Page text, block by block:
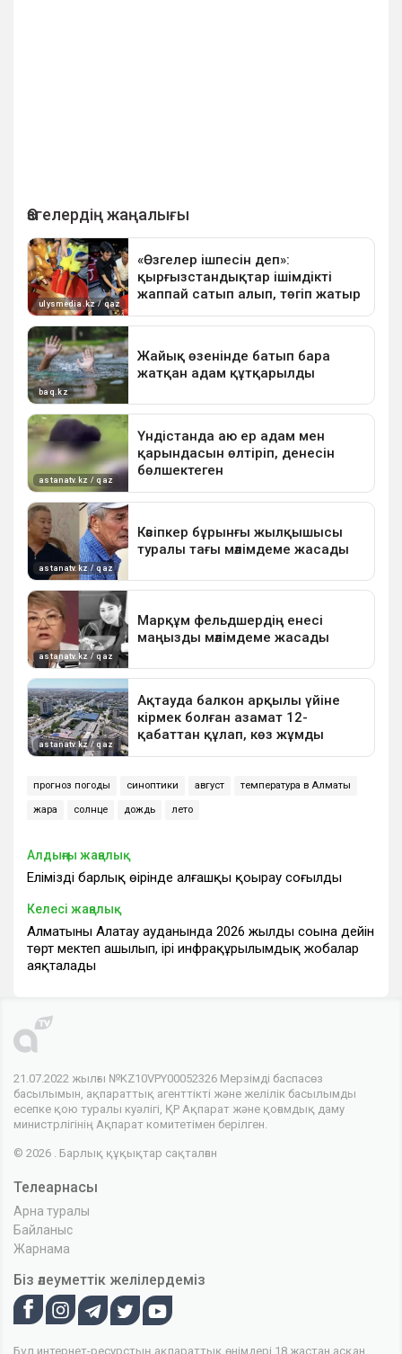
прогноз погоды синоптики август температура в Алматы
жара солнце дождь лето
Алдыңғы жаңалық
Еліміздің барлық өңірінде алғашқы қоңырау соғылды
Келесі жаңалық
Алматының Алатау ауданында 2026 жылдың соңына дейін
төрт мектеп ашылып, ірі инфрақұрылымдық жобалар
аяқталады
21.07.2022 жылғы №KZ10VPY00052326 Мерзімді баспасөз
басылымын, ақпараттық агенттікті және желілік басылымды
есепке қою туралы куәлігі, ҚР Ақпарат және қоғамдық даму
министрлігінің Ақпарат комитетімен берілген.
© 2026 . Барлық құқықтар сақталған
Телеарнасы
Арна туралы
Байланыс
Жарнама
Біз әлеуметтік желілердеміз
Бұл интернет-ресурстың ақпараттық өнімдері 18 жастан асқан